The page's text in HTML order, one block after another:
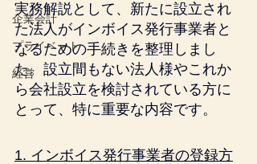
企業会計
プライベート
経営
実務解説として、新たに設立され
た法人がインボイス発行事業者と
なるための手続きを整理しまし
た。設立間もない法人様やこれか
ら会社設立を検討されている方に
とって、特に重要な内容です。
1. インボイス発行事業者の登録方